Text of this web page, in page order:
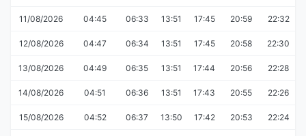
11/08/2026 04:45 06:33 13:51 17:45 20:59 22:32
12/08/2026 04:47 06:34 13:51 17:45 20:58 22:30
13/08/2026 04:49 06:35 13:51 17:44 20:56 22:28
14/08/2026 04:51 06:36 13:51 17:43 20:55 22:26
15/08/2026 04:52 06:37 13:50 17:42 20:53 22:24